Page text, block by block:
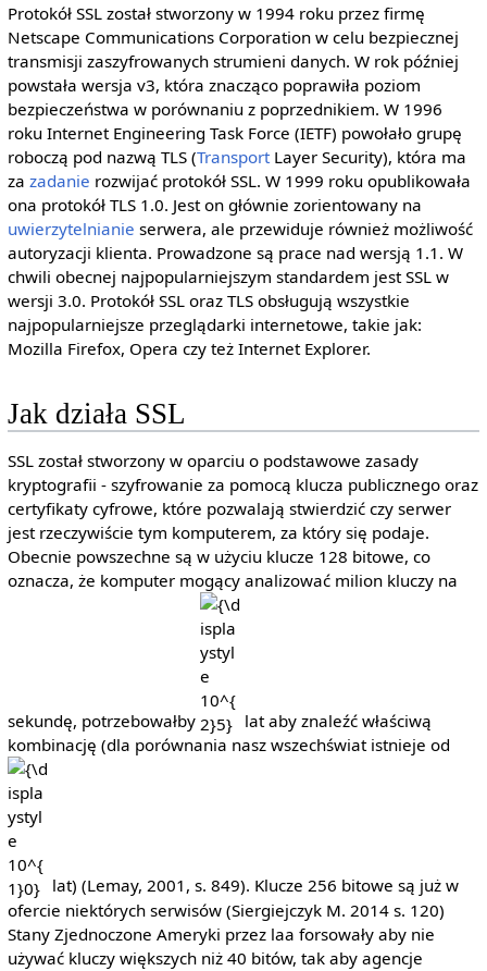
Protokół SSL został stworzony w 1994 roku przez firmę
Netscape Communications Corporation w celu bezpiecznej
transmisji zaszyfrowanych strumieni danych. W rok później
powstała wersja v3, która znacząco poprawiła poziom
bezpieczeństwa w porównaniu z poprzednikiem. W 1996
roku Internet Engineering Task Force (IETF) powołało grupę
roboczą pod nazwą TLS (TransportLayer Security), która ma
za zadanie rozwijać protokół SSL. W 1999 roku opublikowała
ona protokół TLS 1.0. Jest on głównie zorientowany na
uwierzytelnianie serwera, ale przewiduje również możliwość
autoryzacji klienta. Prowadzone są prace nad wersją 1.1. W
chwili obecnej najpopularniejszym standardem jest SSL w
wersji 3.0. Protokół SSL oraz TLS obsługują wszystkie
najpopularniejsze przeglądarki internetowe, takie jak:
Mozilla Firefox, Opera czy też Internet Explorer.
Jak działa SSL
SSL został stworzony w oparciu o podstawowe zasady
kryptografii - szyfrowanie za pomocą klucza publicznego oraz
certyfikaty cyfrowe, które pozwalają stwierdzić czy serwer
jest rzeczywiście tym komputerem, za który się podaje.
Obecnie powszechne są w użyciu klucze 128 bitowe, co
oznacza, że komputer mogący analizować milion kluczy na
sekundę, potrzebowałby
{\displaystyle
10^{2}5}
lat aby znaleźć właściwą
kombinację (dla porównania nasz wszechświat istnieje od
lat) (Lemay, 2001, s. 849). Klucze 256 bitowe są już w
ofercie niektórych serwisów (Siergiejczyk M. 2014 s. 120)
Stany Zjednoczone Ameryki przez laa forsowały aby nie
używać kluczy większych niż 40 bitów, tak aby agencje